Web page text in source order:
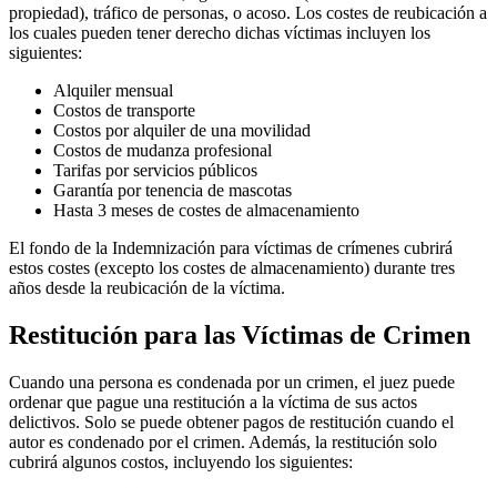
propiedad), tráfico de personas, o acoso. Los costes de reubicación a
los cuales pueden tener derecho dichas víctimas incluyen los
siguientes:
Alquiler mensual
Costos de transporte
Costos por alquiler de una movilidad
Costos de mudanza profesional
Tarifas por servicios públicos
Garantía por tenencia de mascotas
Hasta 3 meses de costes de almacenamiento
El fondo de la Indemnización para víctimas de crímenes cubrirá
estos costes (excepto los costes de almacenamiento) durante tres
años desde la reubicación de la víctima.
Restitución para las Víctimas de Crimen
Cuando una persona es condenada por un crimen, el juez puede
ordenar que pague una restitución a la víctima de sus actos
delictivos. Solo se puede obtener pagos de restitución cuando el
autor es condenado por el crimen. Además, la restitución solo
cubrirá algunos costos, incluyendo los siguientes: